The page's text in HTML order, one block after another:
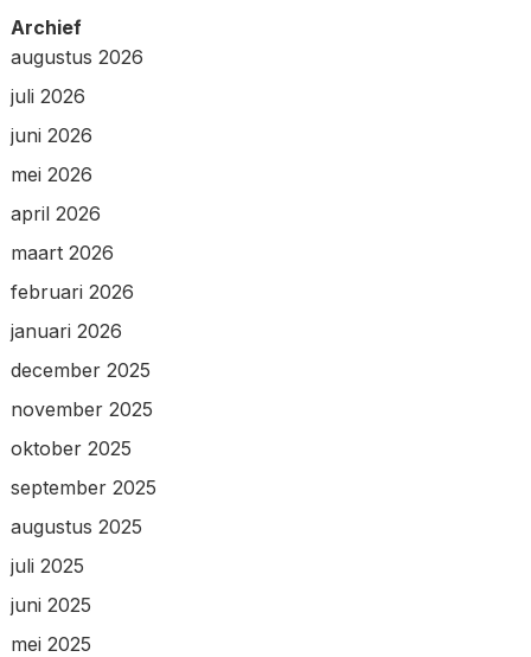
Archief
augustus 2026
juli 2026
juni 2026
mei 2026
april 2026
maart 2026
februari 2026
januari 2026
december 2025
november 2025
oktober 2025
september 2025
augustus 2025
juli 2025
juni 2025
mei 2025